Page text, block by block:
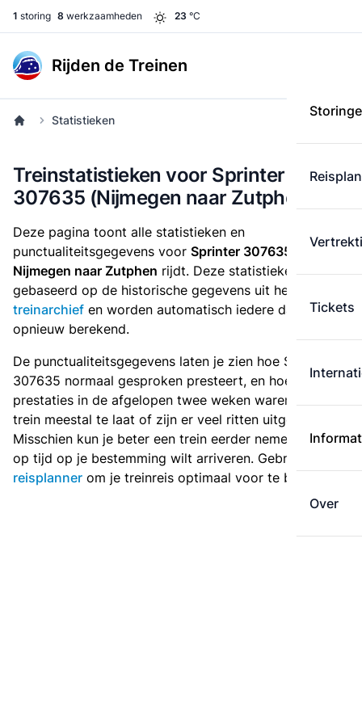
1 storing 8 werkzaamheden 23 °C
Rijden de Treinen
Tickets
Over
Statistieken
Treinstatistieken voor Sprinter
307635 (Nijmegen naar Zutphen)
Deze pagina toont alle statistieken en
punctualiteitsgegevens voor Sprinter 307635 die van
Nijmegen naar Zutphen rijdt. Deze statistieken zijn
gebaseerd op de historische gegevens uit het
treinarchief en worden automatisch iedere dag
opnieuw berekend.
De punctualiteitsgegevens laten je zien hoe Sprinter
307635 normaal gesproken presteert, en hoe de
prestaties in de afgelopen twee weken waren. Is deze
trein meestal te laat of zijn er veel ritten uitgevallen?
Misschien kun je beter een trein eerder nemen als je
op tijd op je bestemming wilt arriveren. Gebruik de
reisplanner om je treinreis optimaal voor te bereiden.